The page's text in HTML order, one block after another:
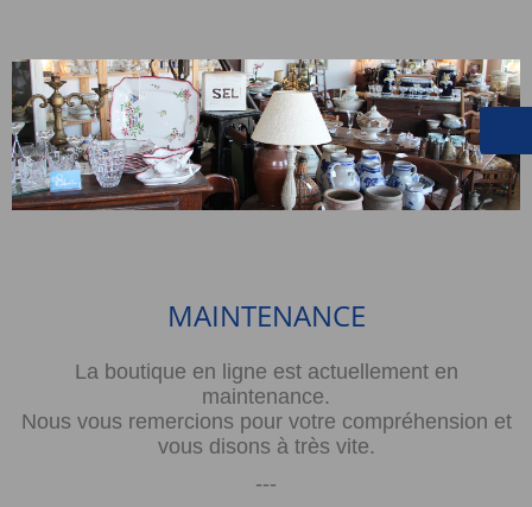
MAINTENANCE
La boutique en ligne est actuellement en
maintenance.
Nous vous remercions pour votre compréhension et
vous disons à très vite.
---